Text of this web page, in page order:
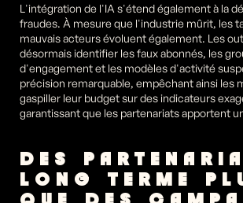
L'intégration de l'IA s'étend également à la
fraudes. À mesure que l'industrie mûrit, les
mauvais acteurs évoluent également. Les
désormais identifier les faux abonnés, les
d'engagement et les modèles d'activité
précision remarquable, empêchant ainsi les
gaspiller leur budget sur des indicateurs
garantissant que les partenariats apportent
DES
LONG TERME